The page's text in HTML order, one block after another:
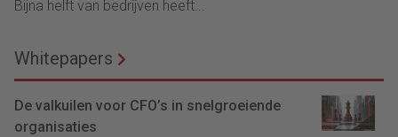
Bijna helft van bedrijven heeft...
Whitepapers
De valkuilen voor CFO’s in snelgroeiende
organisaties